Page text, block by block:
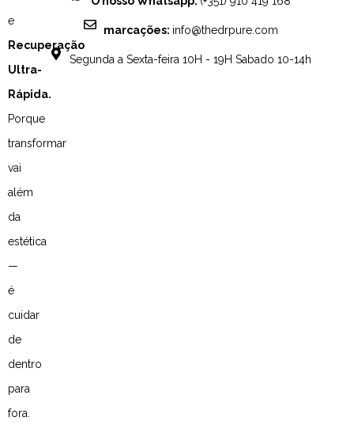
e
Recuperação
Ultra-
Rápida.
Porque
transformar
vai
além
da
estética
—
é
cuidar
de
dentro
para
fora.
marcações: info@thedrpure.com
Segunda a Sexta-feira 10H - 19H Sabado 10-14h